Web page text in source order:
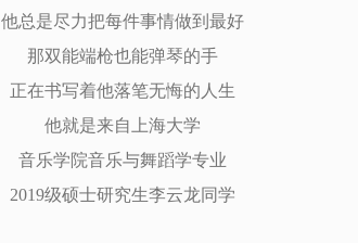
他总是尽力把每件事情做到最好
那双能端枪也能弹琴的手
正在书写着他落笔无悔的人生
他就是来自上海大学
音乐学院音乐与舞蹈学专业
2019级硕士研究生李云龙同学